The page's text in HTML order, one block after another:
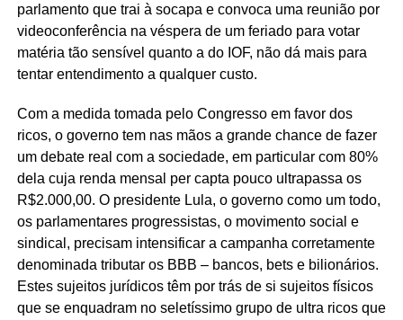
parlamento que trai à socapa e convoca uma reunião por
videoconferência na véspera de um feriado para votar
matéria tão sensível quanto a do IOF, não dá mais para
tentar entendimento a qualquer custo.
Com a medida tomada pelo Congresso em favor dos
ricos, o governo tem nas mãos a grande chance de fazer
um debate real com a sociedade, em particular com 80%
dela cuja renda mensal per capta pouco ultrapassa os
R$2.000,00. O presidente Lula, o governo como um todo,
os parlamentares progressistas, o movimento social e
sindical, precisam intensificar a campanha corretamente
denominada tributar os BBB – bancos, bets e bilionários.
Estes sujeitos jurídicos têm por trás de si sujeitos físicos
que se enquadram no seletíssimo grupo de ultra ricos que